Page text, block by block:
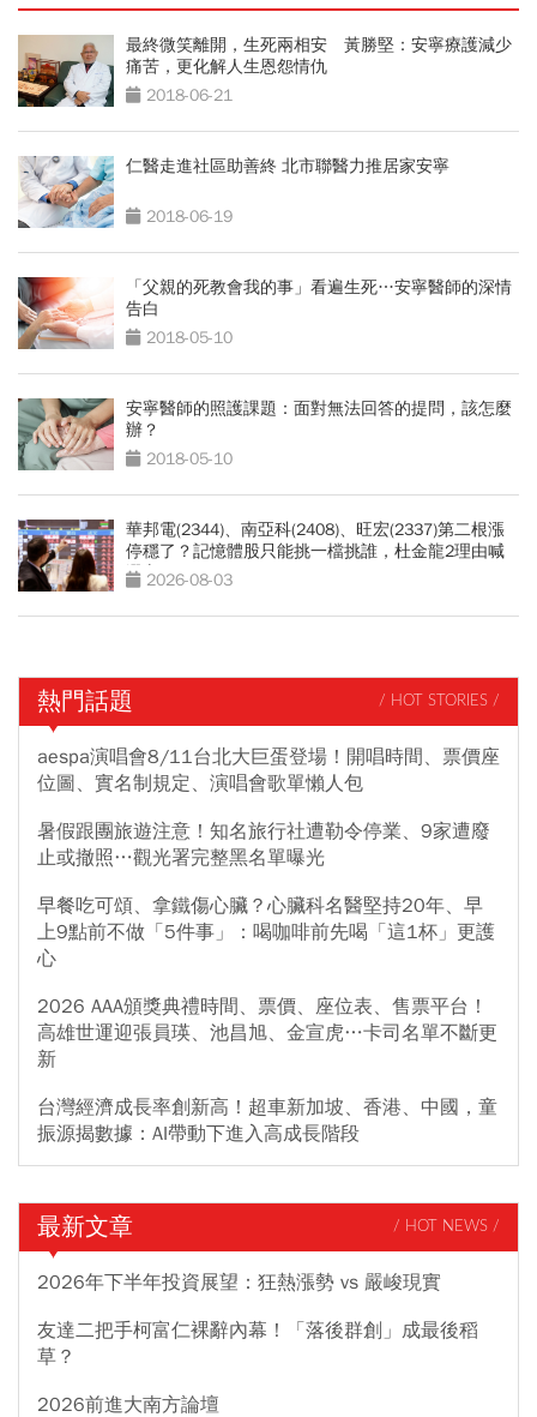
最終微笑離開，生死兩相安 黃勝堅：安寧療護減少
痛苦，更化解人生恩怨情仇
2018-06-21
仁醫走進社區助善終 北市聯醫力推居家安寧
2018-06-19
「父親的死教會我的事」看遍生死…安寧醫師的深情
告白
2018-05-10
安寧醫師的照護課題：面對無法回答的提問，該怎麼
辦？
2018-05-10
華邦電(2344)、南亞科(2408)、旺宏(2337)第二根漲
停穩了？記憶體股只能挑一檔挑誰，杜金龍2理由喊
選它2026-08-03
熱門話題 / HOT STORIES /
aespa演唱會8/11台北大巨蛋登場！開唱時間、票價座
位圖、實名制規定、演唱會歌單懶人包
暑假跟團旅遊注意！知名旅行社遭勒令停業、9家遭廢
止或撤照…觀光署完整黑名單曝光
早餐吃可頌、拿鐵傷心臟？心臟科名醫堅持20年、早
上9點前不做「5件事」：喝咖啡前先喝「這1杯」更護
心
2026 AAA頒獎典禮時間、票價、座位表、售票平台！
高雄世運迎張員瑛、池昌旭、金宣虎…卡司名單不斷更
新
台灣經濟成長率創新高！超車新加坡、香港、中國，童
振源揭數據：AI帶動下進入高成長階段
最新文章 / HOT NEWS /
2026年下半年投資展望：狂熱漲勢 vs 嚴峻現實
友達二把手柯富仁裸辭內幕！「落後群創」成最後稻
草？
2026前進大南方論壇